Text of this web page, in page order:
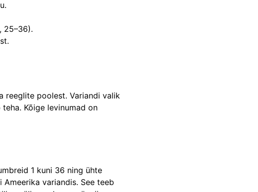
25–36).
reeglite poolest. Variandi valik
Kõige levinumad on
1 kuni 36 ning ühte
variandis. See teeb